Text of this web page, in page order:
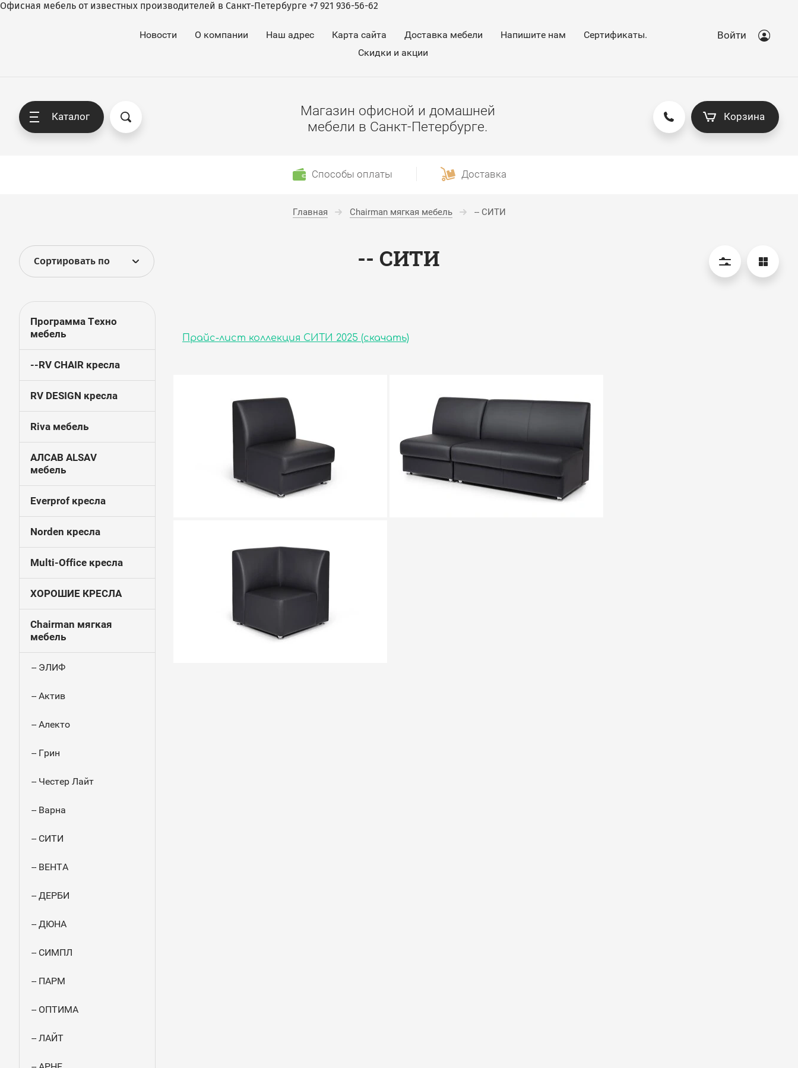
Офисная мебель от известных производителей в Санкт-Петербурге +7 921 936-56-62
Новости О компании Наш адрес Карта сайта Доставка мебели Напишите нам
Сертификаты.
Скидки и акции
Войти
Каталог
Магазин офисной и домашней
мебели в Санкт-Петербурге.
Корзина
Способы оплаты Доставка
Главная Chairman мягкая мебель -- СИТИ
Сортировать по -- СИТИ
Программа Техно
мебель
--RV CHAIR кресла
RV DESIGN кресла
Riva мебель
АЛСАВ ALSAV
мебель
Everprof кресла
Norden кресла
Multi-Office кресла
ХОРОШИЕ КРЕСЛА
Chairman мягкая
мебель
-- ЭЛИФ
-- Актив
-- Алекто
-- Грин
-- Честер Лайт
-- Варна
-- СИТИ
-- ВЕНТА
-- ДЕРБИ
-- ДЮНА
-- СИМПЛ
-- ПАРМ
-- ОПТИМА
-- ЛАЙТ
Прайс-лист коллекция СИТИ 2025 (скачать)